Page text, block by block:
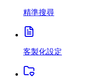
精準搜尋
客製化設定